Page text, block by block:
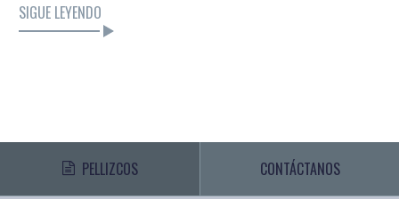
SIGUE LEYENDO
PELLIZCOS CONTÁCTANOS